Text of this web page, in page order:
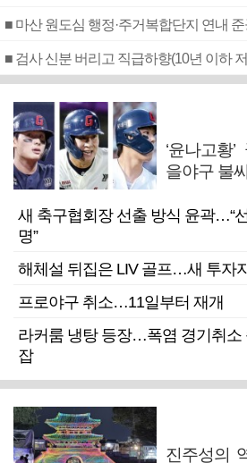
■ 마산 원도심 행정·주거복합단지 연내
‘윤나고황
을야구 불
새 축구협회장 선출 방식 윤곽…“
명”
해체설 뒤집은 LIV 골프…새 투자
프로야구 취소…11일부터 재개
라커룸 냉탕 등장…폭염 경기취소
잡
진주성의